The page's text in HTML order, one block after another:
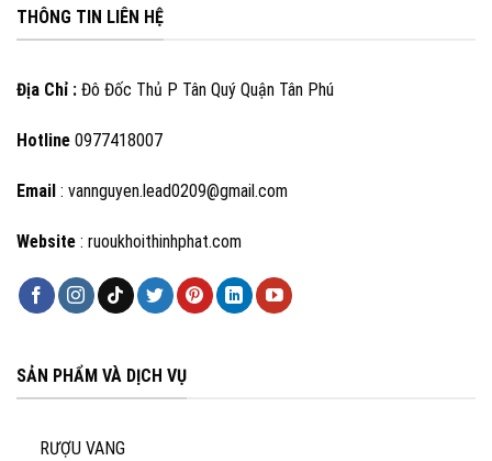
THÔNG TIN LIÊN HỆ
Địa Chỉ : Đô Đốc Thủ P Tân Quý Quận Tân Phú
Hotline 0977418007
Email : vannguyen.lead0209@gmail.com
Website : ruoukhoithinhphat.com
SẢN PHẨM VÀ DỊCH VỤ
RƯỢU VANG